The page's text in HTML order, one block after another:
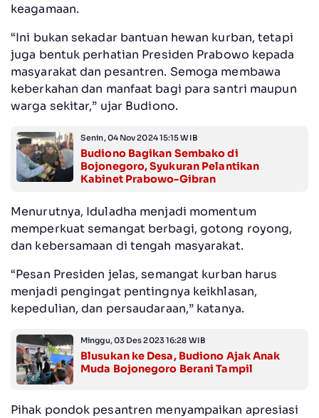
keagamaan.
“Ini bukan sekadar bantuan hewan kurban, tetapi
juga bentuk perhatian Presiden Prabowo kepada
masyarakat dan pesantren. Semoga membawa
keberkahan dan manfaat bagi para santri maupun
warga sekitar,” ujar Budiono.
Senin, 04 Nov 2024 15:15 WIB
Budiono Bagikan Sembako di
Bojonegoro, Syukuran Pelantikan
Kabinet Prabowo-Gibran
Menurutnya, Iduladha menjadi momentum
memperkuat semangat berbagi, gotong royong,
dan kebersamaan di tengah masyarakat.
“Pesan Presiden jelas, semangat kurban harus
menjadi pengingat pentingnya keikhlasan,
kepedulian, dan persaudaraan,” katanya.
Minggu, 03 Des 2023 16:28 WIB
Blusukan ke Desa, Budiono Ajak Anak
Muda Bojonegoro Berani Tampil
Pihak pondok pesantren menyampaikan apresiasi